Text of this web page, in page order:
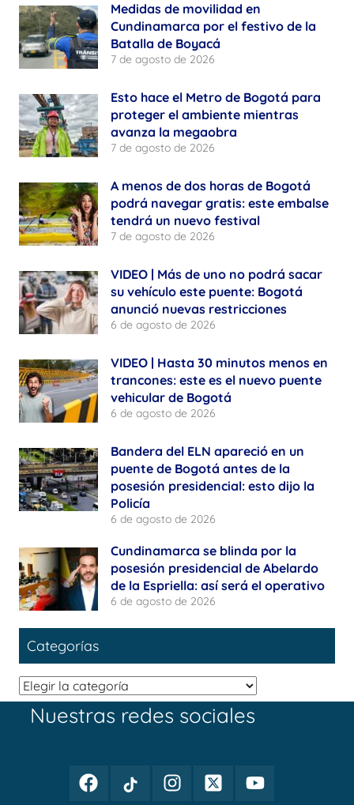
Medidas de movilidad en
Cundinamarca por el festivo de la
Batalla de Boyacá
7 de agosto de 2026
Esto hace el Metro de Bogotá para
proteger el ambiente mientras
avanza la megaobra
7 de agosto de 2026
A menos de dos horas de Bogotá
podrá navegar gratis: este embalse
tendrá un nuevo festival
7 de agosto de 2026
VIDEO | Más de uno no podrá sacar
su vehículo este puente: Bogotá
anunció nuevas restricciones
6 de agosto de 2026
VIDEO | Hasta 30 minutos menos en
trancones: este es el nuevo puente
vehicular de Bogotá
6 de agosto de 2026
Bandera del ELN apareció en un
puente de Bogotá antes de la
posesión presidencial: esto dijo la
Policía
6 de agosto de 2026
Cundinamarca se blinda por la
posesión presidencial de Abelardo
de la Espriella: así será el operativo
6 de agosto de 2026
Categorías
Categorías
Nuestras redes sociales
FacebookTikTok
InstagramTwitterYoutube